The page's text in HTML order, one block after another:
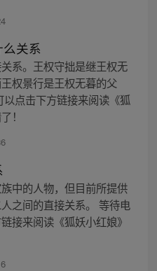
关系
系。王权守拙是继王权无
权景行是王权无暮的父
点击下方链接来阅读《狐
！
中的人物，但目前所提供
之间的直接关系。 等待电
接来阅读《狐妖小红娘》